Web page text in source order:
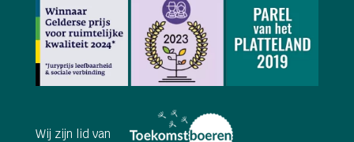
Wij zijn lid van